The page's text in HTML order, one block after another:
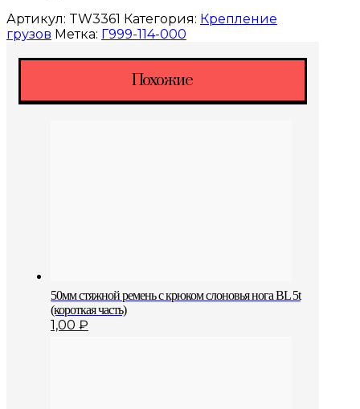
Артикул: TW3361 Категория: Крепление
грузов Метка: Г999-114-000
Похожие
50мм стяжной ремень с крюком слоновья нога BL 5t
(короткая часть)
1,00 ₽